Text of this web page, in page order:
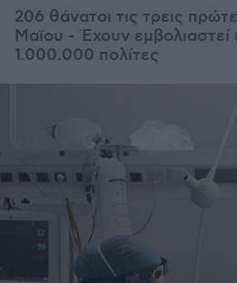
206 θάνατοι τις τρεις
Μαϊου - Έχουν
1.000.000 πολίτες